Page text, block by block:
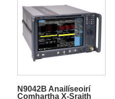
N9042B Anailíseoirí
Comhartha X-Sraith